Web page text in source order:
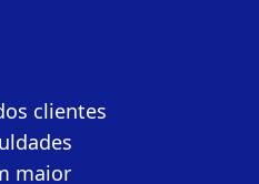
clientes
maior